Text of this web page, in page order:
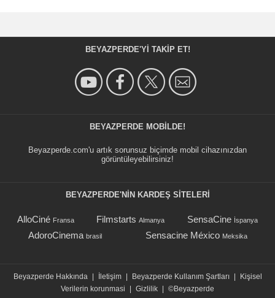
BEYAZPERDE'YI TAKIP ET!
BEYAZPERDE MOBILDE!
Beyazperde.com'u artık sorunsuz biçimde mobil cihazınızdan
görüntüleyebilirsiniz!
BEYAZPERDE'NIN KARDEŞ SİTELERİ
AlloCiné Fransa Filmstarts Almanya SensaCine İspanya
AdoroCinema brasil Sensacine México Meksika
Beyazperde Hakkında | İletişim | Beyazperde Kullanım Şartları |
Kişisel
Verilerin korunmasi
| Gizlilik | ©Beyazperde